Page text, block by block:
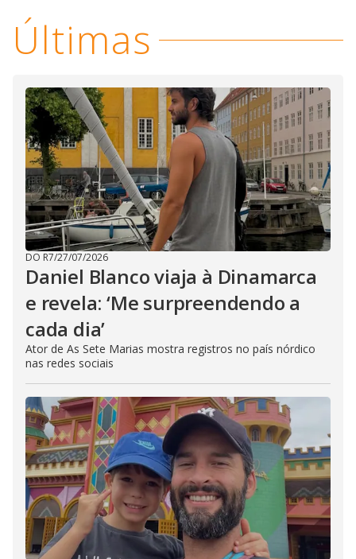
Últimas
DO R7/27/07/2026
Daniel Blanco viaja à Dinamarca
e revela: ‘Me surpreendendo a
cada dia’
Ator de As Sete Marias mostra registros no país nórdico
nas redes sociais